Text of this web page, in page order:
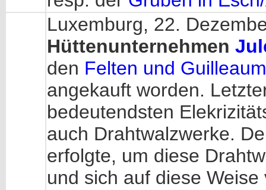
Luxemburg, 22.
Hüttenunternehmen
den Felten und
angekauft worden.
bedeutendsten
auch Drahtwalzwerke.
erfolgte, um diese
und sich auf diese